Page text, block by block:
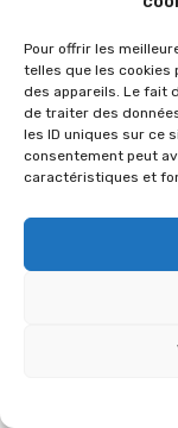
Pour offrir les
telles que les cookies
des appareils. Le fait
de traiter des
les ID uniques sur ce
consentement peut
caractéristiques et
© 2026